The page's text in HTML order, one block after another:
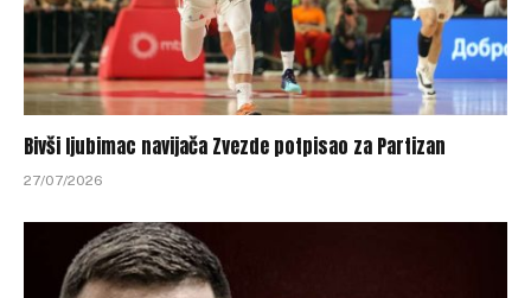
Bivši ljubimac navijača Zvezde potpisao za Partizan
27/07/2026